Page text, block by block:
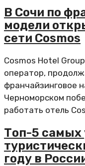
В Сочи по
модели
сети Cosmos
Cosmos Hotel
оператор,
франчайзинговое
Черноморском
работать отель
Топ-5
году в